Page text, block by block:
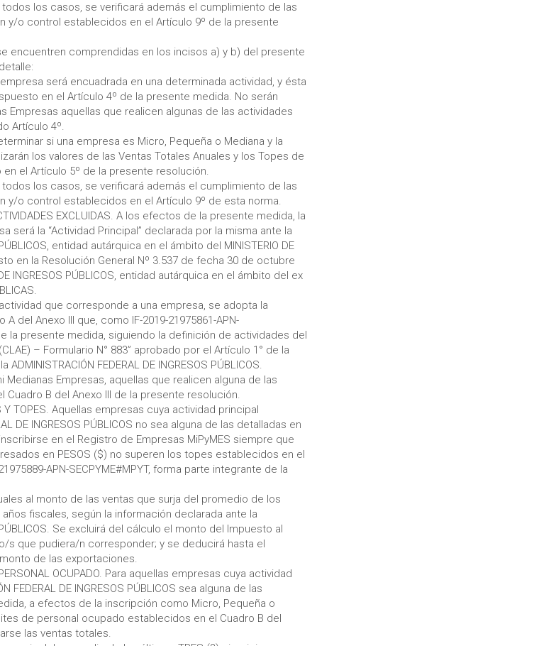
los casos, se verificará además el cumplimiento de las
y/o control establecidos en el Artículo 9º de la presente
encuentren comprendidas en los incisos a) y b) del presente
será encuadrada en una determinada actividad, y ésta
en el Artículo 4º de la presente medida. No serán
Empresas aquellas que realicen algunas de las actividades
Artículo 4º.
si una empresa es Micro, Pequeña o Mediana y la
los valores de las Ventas Totales Anuales y los Topes de
el Artículo 5º de la presente resolución.
los casos, se verificará además el cumplimiento de las
y/o control establecidos en el Artículo 9º de esta norma.
EXCLUIDAS. A los efectos de la presente medida, la
será la “Actividad Principal” declarada por la misma ante la
PÚBLICOS, entidad autárquica en el ámbito del MINISTERIO DE
en la Resolución General Nº 3.537 de fecha 30 de octubre
INGRESOS PÚBLICOS, entidad autárquica en el ámbito del ex
que corresponde a una empresa, se adopta la
del Anexo III que, como IF-2019-21975861-APN-
la presente medida, siguiendo la definición de actividades del
– Formulario N° 883” aprobado por el Artículo 1° de la
FEDERAL DE INGRESOS PÚBLICOS.
Empresas, aquellas que realicen alguna de las
B del Anexo III de la presente resolución.
Y TOPES. Aquellas empresas cuya actividad principal
DE INGRESOS PÚBLICOS no sea alguna de las detalladas en
en el Registro de Empresas MiPyMES siempre que
en PESOS ($) no superen los topes establecidos en el
APN-SECPYME#MPYT, forma parte integrante de la
al monto de las ventas que surja del promedio de los
fiscales, según la información declarada ante la
PÚBLICOS. Se excluirá del cálculo el monto del Impuesto al
s que pudiera/n corresponder; y se deducirá hasta el
monto de las exportaciones.
OCUPADO. Para aquellas empresas cuya actividad
FEDERAL DE INGRESOS PÚBLICOS sea alguna de las
a efectos de la inscripción como Micro, Pequeña o
de personal ocupado establecidos en el Cuadro B del
las ventas totales.